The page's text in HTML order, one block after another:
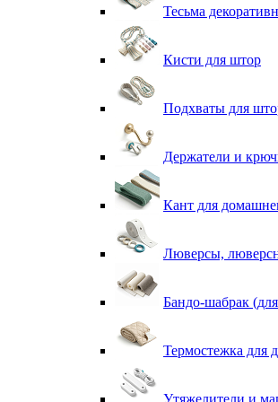
Тесьма
Кисти для штор
Подхваты для
Держатели и
Кант для
Люверсы,
Бандо-шабрак
Термостежка для
Утяжелители и